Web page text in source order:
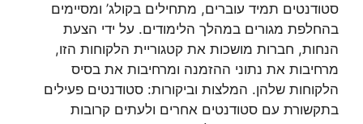
סטודנטים תמיד עוברים, מתחילים בקולג’ ומסיימים
בהחלפת מגורים במהלך הלימודים. על ידי הצעת
הנחות, חברות מושכות את קטגוריית הלקוחות הזו,
מרחיבות את נתוני ההזמנה ומרחיבות את בסיס
הלקוחות שלהן. המלצות וביקורות: סטודנטים פעילים
בתקשורת עם סטודנטים אחרים ולעתים קרובות